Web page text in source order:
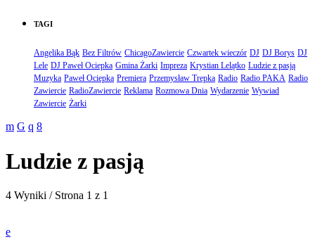
TAGI
Angelika Bąk Bez Filtrów ChicagoZawiercie Czwartek wieczór DJ DJ Borys DJ
Lele DJ Paweł Ociepka Gmina Żarki Impreza Krystian Lelątko Ludzie z pasją
Muzyka Paweł Ociepka Premiera Przemysław Trepka Radio Radio PAKA Radio
Zawiercie RadioZawiercie Reklama Rozmowa Dnia Wydarzenie Wywiad
Zawiercie Żarki
Ludzie z pasją
4 Wyniki / Strona 1 z 1